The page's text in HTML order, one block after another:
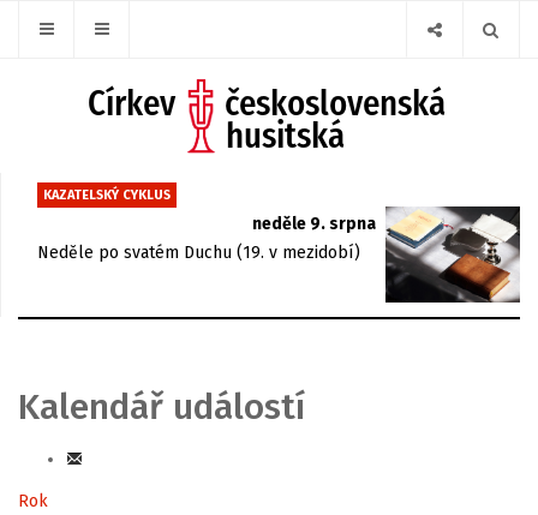
KAZATELSKÝ CYKLUS
neděle 9. srpna
Neděle po svatém Duchu (19. v mezidobí)
Kalendář událostí
Rok